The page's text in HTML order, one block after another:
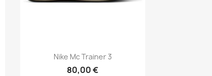
Aperçu rapide
Nike Mc Trainer 3
80,00 €